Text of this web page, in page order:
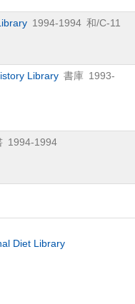
1994-1994 和/C-11
Library 書庫 1993-
1994-1994
Diet Library